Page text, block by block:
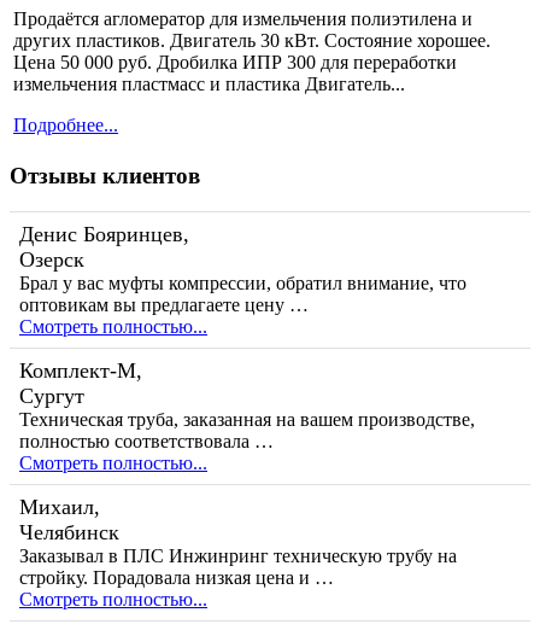
Продаётся агломератор для измельчения полиэтилена и
других пластиков. Двигатель 30 кВт. Состояние хорошее.
Цена 50 000 руб. Дробилка ИПР 300 для переработки
измельчения пластмасс и пластика Двигатель...
Подробнее...
Отзывы клиентов
Денис Бояринцев,
Озерск
Брал у вас муфты компрессии, обратил внимание, что
оптовикам вы предлагаете цену …
Смотреть полностью...
Комплект-М,
Сургут
Техническая труба, заказанная на вашем производстве,
полностью соответствовала …
Смотреть полностью...
Михаил,
Челябинск
Заказывал в ПЛС Инжинринг техническую трубу на
стройку. Порадовала низкая цена и …
Смотреть полностью...